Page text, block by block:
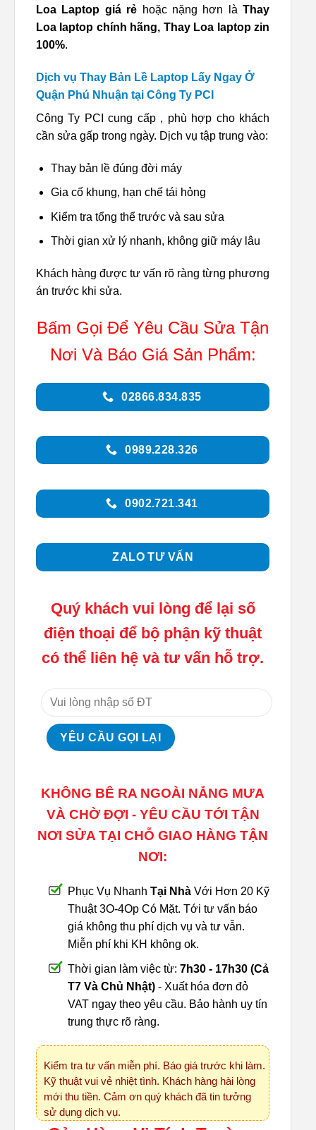
Loa Laptop giá rẻ hoặc nặng hơn là Thay
Loa laptop chính hãng, Thay Loa laptop zin
100%.
Dịch vụ Thay Bản Lề Laptop Lấy Ngay Ở
Quận Phú Nhuận tại Công Ty PCI
Công Ty PCI cung cấp , phù hợp cho khách
cần sửa gấp trong ngày. Dịch vụ tập trung vào:
Thay bản lề đúng đời máy
Gia cố khung, hạn chế tái hỏng
Kiểm tra tổng thể trước và sau sửa
Thời gian xử lý nhanh, không giữ máy lâu
Khách hàng được tư vấn rõ ràng từng phương
án trước khi sửa.
Bấm Gọi Để Yêu Cầu Sửa Tận
Nơi Và Báo Giá Sản Phẩm:
02866.834.835
0989.228.326
0902.721.341
ZALO TƯ VẤN
Quý khách vui lòng để lại số
điện thoại để bộ phận kỹ thuật
có thể liên hệ và tư vấn hỗ trợ.
KHÔNG BÊ RA NGOÀI NẮNG MƯA
VÀ CHỜ ĐỢI - YÊU CẦU TỚI TẬN
NƠI SỬA TẠI CHỖ GIAO HÀNG TẬN
NƠI:
Phục Vụ Nhanh Tại Nhà Với Hơn 20 Kỹ
Thuật 3O-4Op Có Mặt. Tới tư vấn báo
giá không thu phí dịch vụ và tư vẫn.
Miễn phí khi KH không ok.
Thời gian làm việc từ: 7h30 - 17h30 (Cả
T7 Và Chủ Nhật) - Xuất hóa đơn đỏ
VAT ngay theo yêu cầu. Bảo hành uy tín
trung thực rõ ràng.
Kiểm tra tư vấn miễn phí. Báo giá trước khi làm.
Kỹ thuật vui vẻ nhiệt tình. Khách hàng hài lòng
mới thu tiền. Cảm ơn quý khách đã tin tưởng
sử dụng dịch vụ.